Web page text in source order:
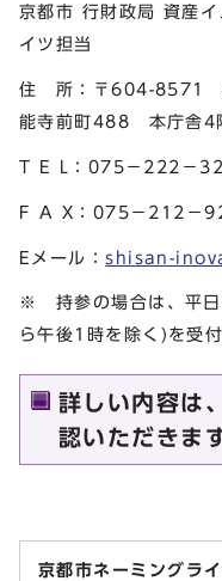
京都市 行財政局 資産
イツ担当
住 所：〒604-8571
能寺前町488 本庁舎4
T E L：075－222－
F A X：075－212－
Eメール：shisan-
※ 持参の場合は、平日
ら午後1時を除く)を受
詳しい内容は
認いただきま
京都市ネーミングラ